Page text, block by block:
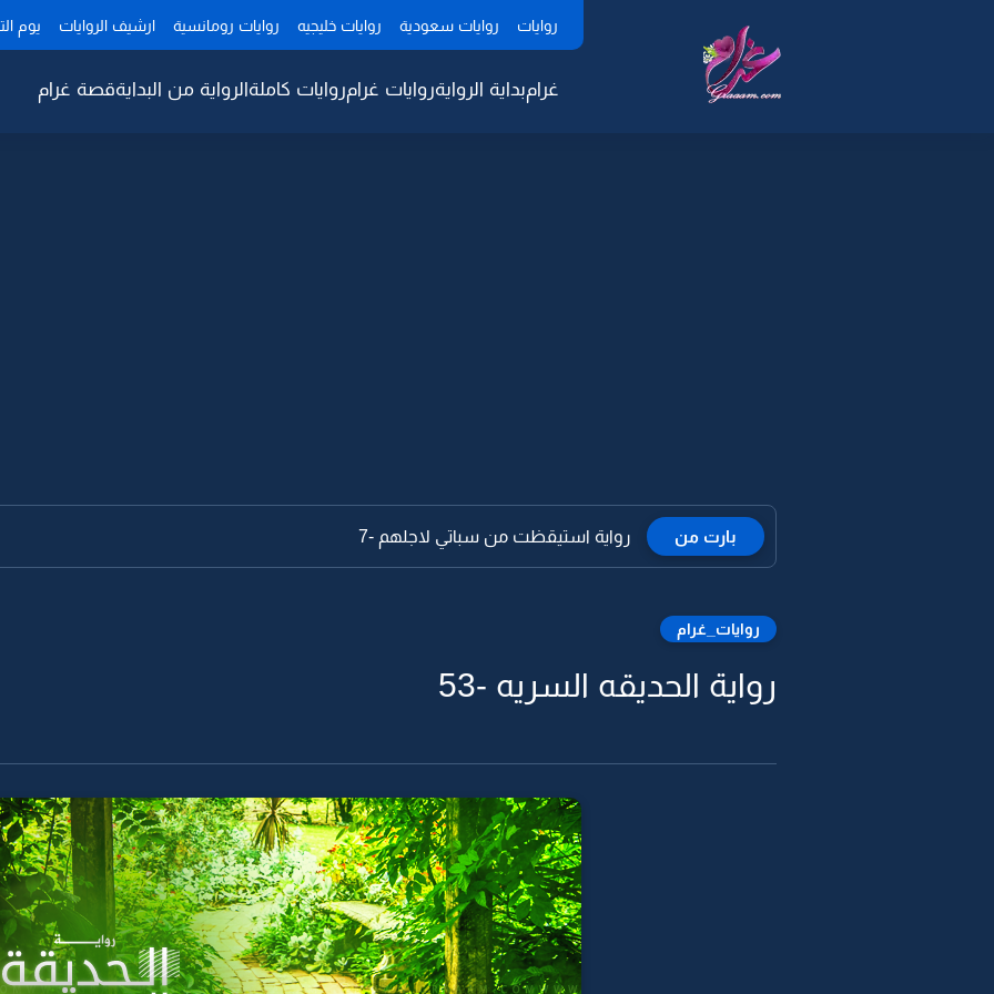
روايات روايات سعودية روايات خليجيه روايات رومانسية ارشيف الروايات يوم
غرامبداية الروايةروايات غرامروايات كاملةالرواية من البدايةقصة غرام
بارت من رواية استيقظت من سباتي لاجلهم -7
روايات_غرام
رواية الحديقه السريه -53